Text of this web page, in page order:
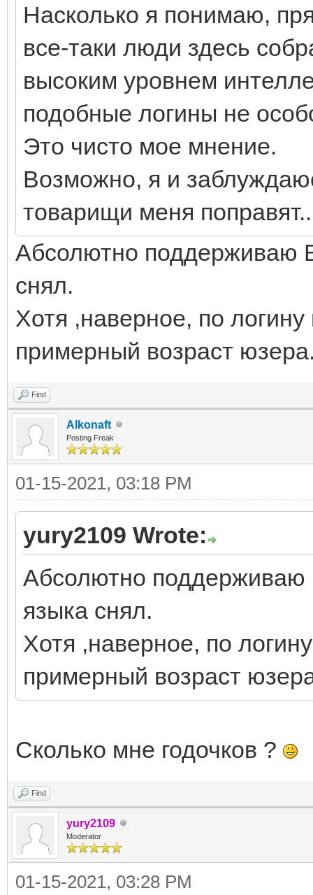
Насколько я понимаю,
все-таки люди здесь
высоким уровнем
подобные логины не
Это чисто мое мнение.
Возможно, я и
товарищи меня
Абсолютно поддерживаю
снял.
Хотя ,наверное, по
примерный возраст
Find
Alkonaft
Posting Freak
01-15-2021, 03:18 PM
yury2109 Wrote:
Абсолютно поддерживаю
языка снял.
Хотя ,наверное, по
примерный возраст
Сколько мне годочков ?
Find
yury2109
Moderator
01-15-2021, 03:28 PM